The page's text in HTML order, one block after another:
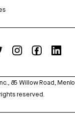
85 Willow Road,
reserved.